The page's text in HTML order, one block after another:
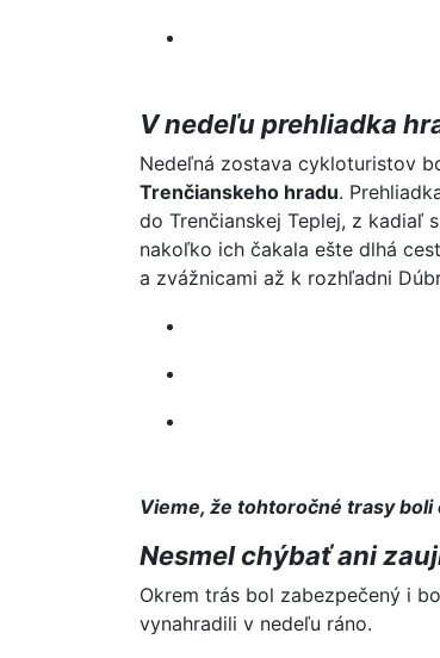
V nedeľu prehliadka
Nedeľná zostava cykloturistov
Trenčianskeho hradu.
do Trenčianskej Teplej, z kadiaľ
nakoľko ich čakala ešte dlhá
a zvážnicami až k rozhľadni
Vieme, že tohtoročné trasy boli
Nesmel chýbať ani
Okrem trás bol zabezpečený i
vynahradili v nedeľu ráno.